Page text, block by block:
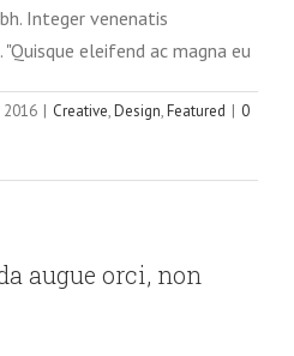
Integer venenatis
eleifend ac magna eu
2016 | Creative,Design,Featured | 0
augue orci, non